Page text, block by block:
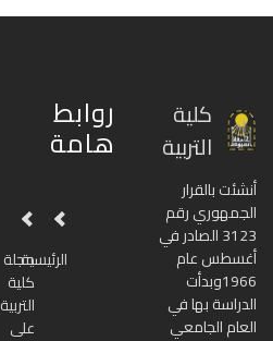
كلية
التربية
أنشئت بالقرار
الجمهوري رقم
3123 الصادر في
أغسطس عام
1966وبدأت
الدراسة بها في
العام الجامعي
روابط
هامة
الرئيسيةمجلة
كلية
التربية
على